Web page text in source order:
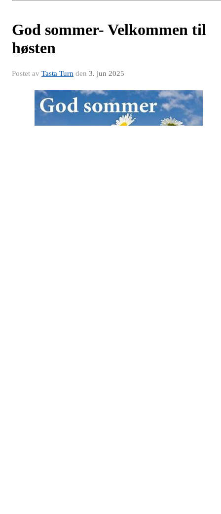
God sommer- Velkommen til
høsten
Postet av Tasta Turn den 3. jun 2025